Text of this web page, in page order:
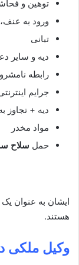
توهین و
ورود به عنف،
تبانی
دیه و سایر
رابطه
جرایم
دیه + تجاوز
مواد مخدر
حمل سلاح
ایشان به عنوان یک
هستند.
وکیل ملکی